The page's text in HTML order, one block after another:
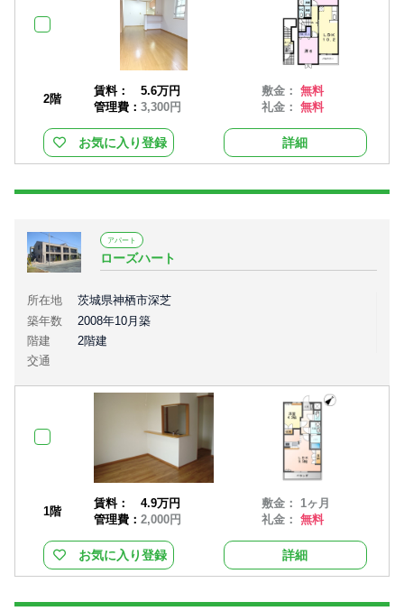
2階
賃料：
5.6万円
管理費： 3,300円
敷金：無料
礼金：無料
お気に入り登録 詳細
アパート
ローズハート
所在地
茨城県神栖市深芝
築年数
2008年10月築
階建
2階建
交通
1階
賃料：
4.9万円
管理費： 2,000円
敷金： 1ヶ月
礼金：無料
お気に入り登録 詳細